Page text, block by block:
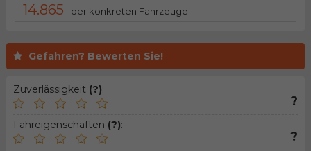
Gefahren? Bewerten Sie!
Zuverlässigkeit (?):
?
Fahreigenschaften (?):
?
14.865 der konkreten Fahrzeuge